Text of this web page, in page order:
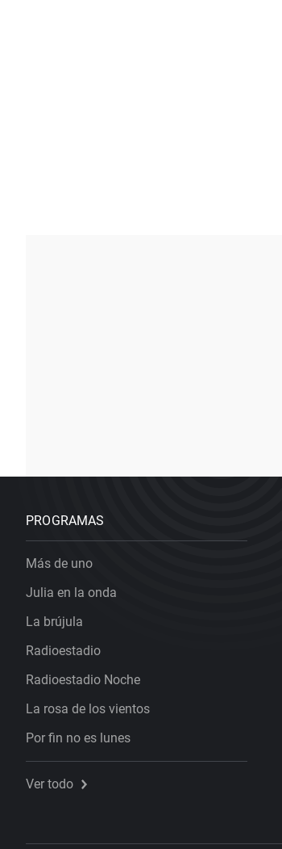
PROGRAMAS
Más de uno
Julia en la onda
La brújula
Radioestadio
Radioestadio Noche
La rosa de los vientos
Por fin no es lunes
Ver todo